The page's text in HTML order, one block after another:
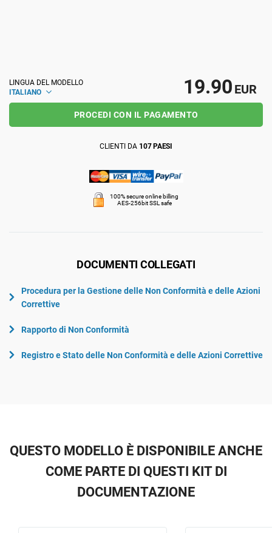
IATF 16949
Aerospaziale
LINGUA DEL MODELLO
ITALIANO
19.90 EUR
PROCEDI CON IL PAGAMENTO
CLIENTI DA 107 PAESI
100% secure online billing
AES-256bit SSL safe
DOCUMENTI COLLEGATI
Procedura per la Gestione delle Non Conformità e delle Azioni
Correttive
Rapporto di Non Conformità
Registro e Stato delle Non Conformità e delle Azioni Correttive
QUESTO MODELLO È DISPONIBILE ANCHE
COME PARTE DI QUESTI KIT DI
DOCUMENTAZIONE